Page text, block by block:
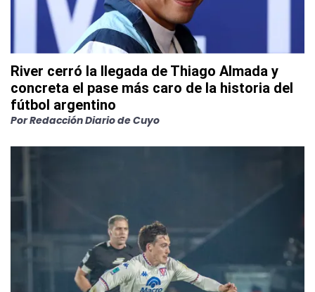
River cerró la llegada de Thiago Almada y
concreta el pase más caro de la historia del
fútbol argentino
PorRedacción Diario de Cuyo